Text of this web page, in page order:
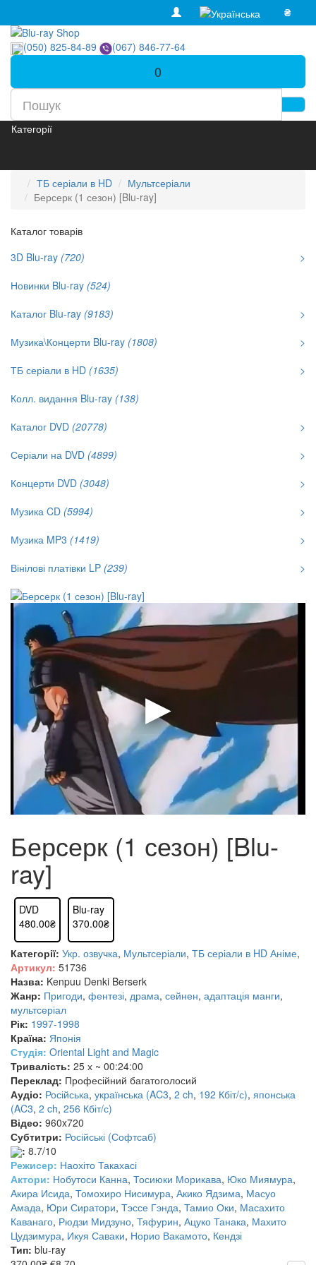
₴
(050) 825-84-89 (067) 846-77-64
0
Категорії
ТБ серіали в HD
Мультсеріали
Берсерк (1 сезон) [Blu-ray]
Каталог товарів
3D Blu-ray (720)
>
Новинки Blu-ray (524)
Каталог Blu-ray (9183)
>
Музика\Концерти Blu-ray (1808)
>
ТБ серіали в HD (1635)
>
Колл. видання Blu-ray (138)
Каталог DVD (20778)
>
Серіали на DVD (4899)
>
Концерти DVD (3048)
>
Музика CD (5994)
>
Музика MP3 (1419)
>
Вінілові платівки LP (239) >
Берсерк (1 сезон) [Blu-
ray]
DVD
480.00₴
Blu-ray
370.00₴
Категорії: Укр. озвучка, Мультсеріали, ТБ серіали в HD Аніме,
Артикул: 51736
Назва: Kenpuu Denki Berserk
Жанр: Пригоди, фентезі, драма, сейнен, адаптація манги,
мультсеріал
Рік: 1997-1998
Країна: Японія
Студія: Oriental Light and Magic
Тривалість: 25 х ~ 00:24:00
Переклад: Професійний багатоголосий
Аудіо: Російська, українська (AC3, 2 ch, 192 Кбіт/с), японська
(AC3, 2 ch, 256 Кбіт/с)
Відео: 960x720
Субтитри: Російські (Софтсаб)
: 8.7/10
Режисер: Наохіто Такахасі
Актори: Нобутоси Канна, Тосиюки Морикава, Юко Миямура,
Акира Исида, Томохиро Нисимура, Акико Ядзима, Масуо
Амада, Юри Сиратори, Тэссе Гэнда, Тамио Оки, Масахито
Каванаго, Рюдзи Мидзуно, Тяфурин, Ацуко Танака, Махито
Цудзимура, Икуя Саваки, Норио Вакамото, Кендзі
Тип: blu-ray